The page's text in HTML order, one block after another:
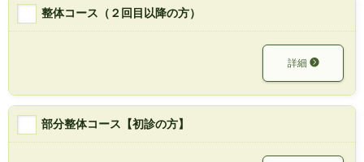
整体コース（２回目以降の方）
詳細
部分整体コース【初診の方】